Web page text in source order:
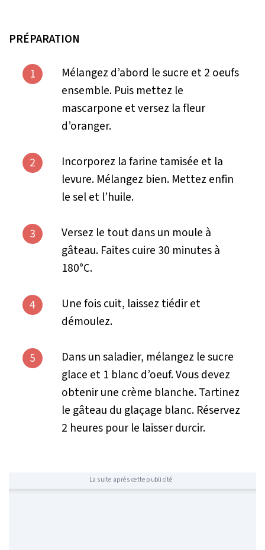
PRÉPARATION
1
Mélangez d’abord le sucre et 2 oeufs
ensemble. Puis mettez le
mascarpone et versez la fleur
d’oranger.
2
Incorporez la farine tamisée et la
levure. Mélangez bien. Mettez enfin
le sel et l’huile.
3
Versez le tout dans un moule à
gâteau. Faites cuire 30 minutes à
180°C.
4
Une fois cuit, laissez tiédir et
démoulez.
5
Dans un saladier, mélangez le sucre
glace et 1 blanc d’oeuf. Vous devez
obtenir une crème blanche. Tartinez
le gâteau du glaçage blanc. Réservez
2 heures pour le laisser durcir.
La suite après cette publicité